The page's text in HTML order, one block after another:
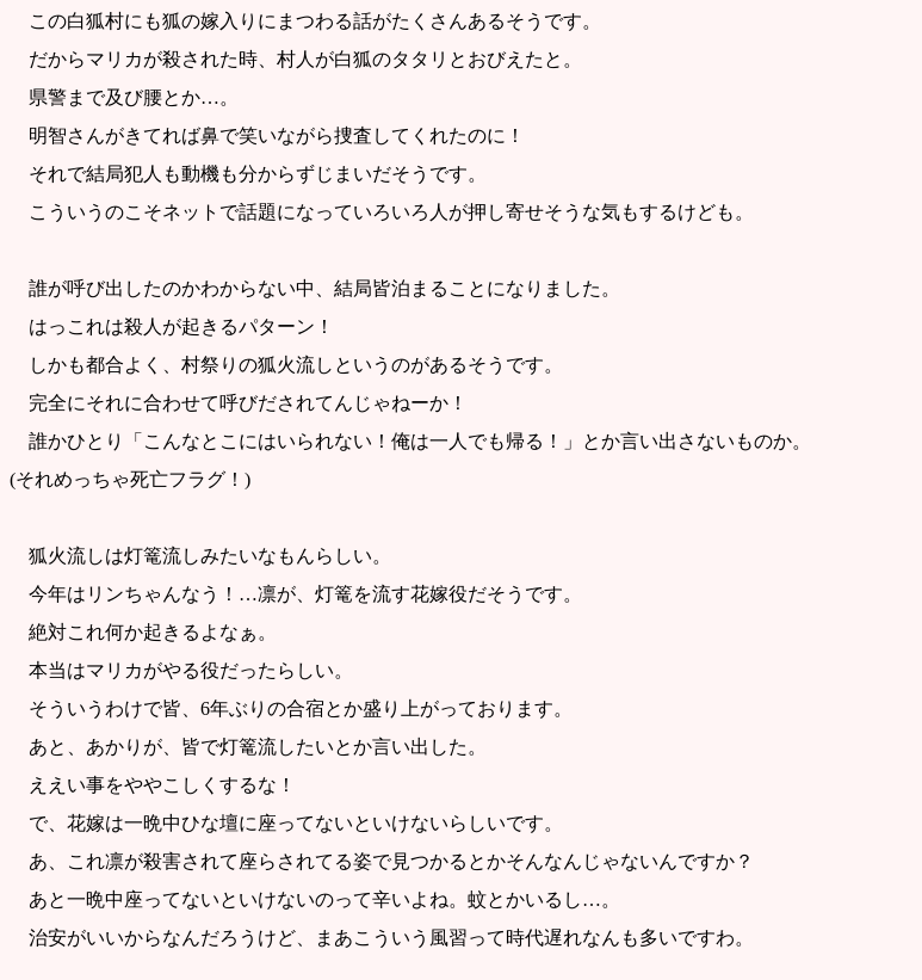
この白狐村にも狐の嫁入りにまつわる話がたくさんあるそうです。
だからマリカが殺された時、村人が白狐のタタリとおびえたと。
県警まで及び腰とか…。
明智さんがきてれば鼻で笑いながら捜査してくれたのに！
それで結局犯人も動機も分からずじまいだそうです。
こういうのこそネットで話題になっていろいろ人が押し寄せそうな気もするけども。
誰が呼び出したのかわからない中、結局皆泊まることになりました。
はっこれは殺人が起きるパターン！
しかも都合よく、村祭りの狐火流しというのがあるそうです。
完全にそれに合わせて呼びだされてんじゃねーか！
誰かひとり「こんなとこにはいられない！俺は一人でも帰る！」とか言い出さないものか。
(それめっちゃ死亡フラグ！)
狐火流しは灯篭流しみたいなもんらしい。
今年はリンちゃんなう！…凛が、灯篭を流す花嫁役だそうです。
絶対これ何か起きるよなぁ。
本当はマリカがやる役だったらしい。
そういうわけで皆、6年ぶりの合宿とか盛り上がっております。
あと、あかりが、皆で灯篭流したいとか言い出した。
ええい事をややこしくするな！
で、花嫁は一晩中ひな壇に座ってないといけないらしいです。
あ、これ凛が殺害されて座らされてる姿で見つかるとかそんなんじゃないんですか？
あと一晩中座ってないといけないのって辛いよね。蚊とかいるし…。
治安がいいからなんだろうけど、まあこういう風習って時代遅れなんも多いですわ。